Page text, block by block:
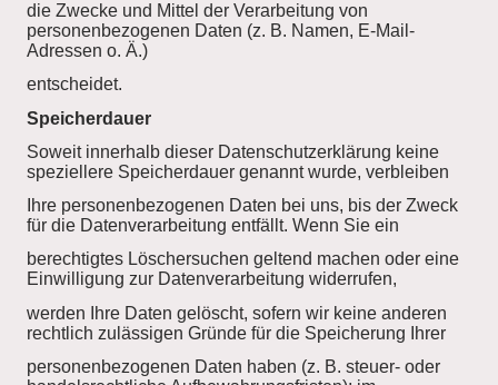
die Zwecke und Mittel der Verarbeitung von
personenbezogenen Daten (z. B. Namen, E-Mail-
Adressen o. Ä.)
entscheidet.
Speicherdauer
Soweit innerhalb dieser Datenschutzerklärung keine
speziellere Speicherdauer genannt wurde, verbleiben
Ihre personenbezogenen Daten bei uns, bis der Zweck
für die Datenverarbeitung entfällt. Wenn Sie ein
berechtigtes Löschersuchen geltend machen oder eine
Einwilligung zur Datenverarbeitung widerrufen,
werden Ihre Daten gelöscht, sofern wir keine anderen
rechtlich zulässigen Gründe für die Speicherung Ihrer
personenbezogenen Daten haben (z. B. steuer- oder